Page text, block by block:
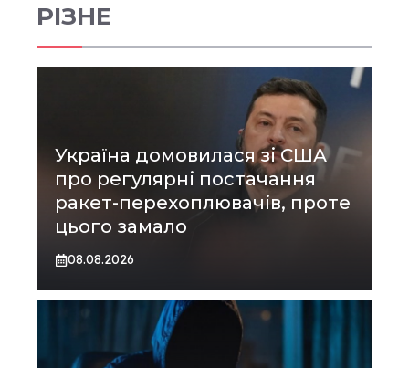
РІЗНЕ
Україна домовилася зі США
про регулярні постачання
ракет-перехоплювачів, проте
цього замало
08.08.2026